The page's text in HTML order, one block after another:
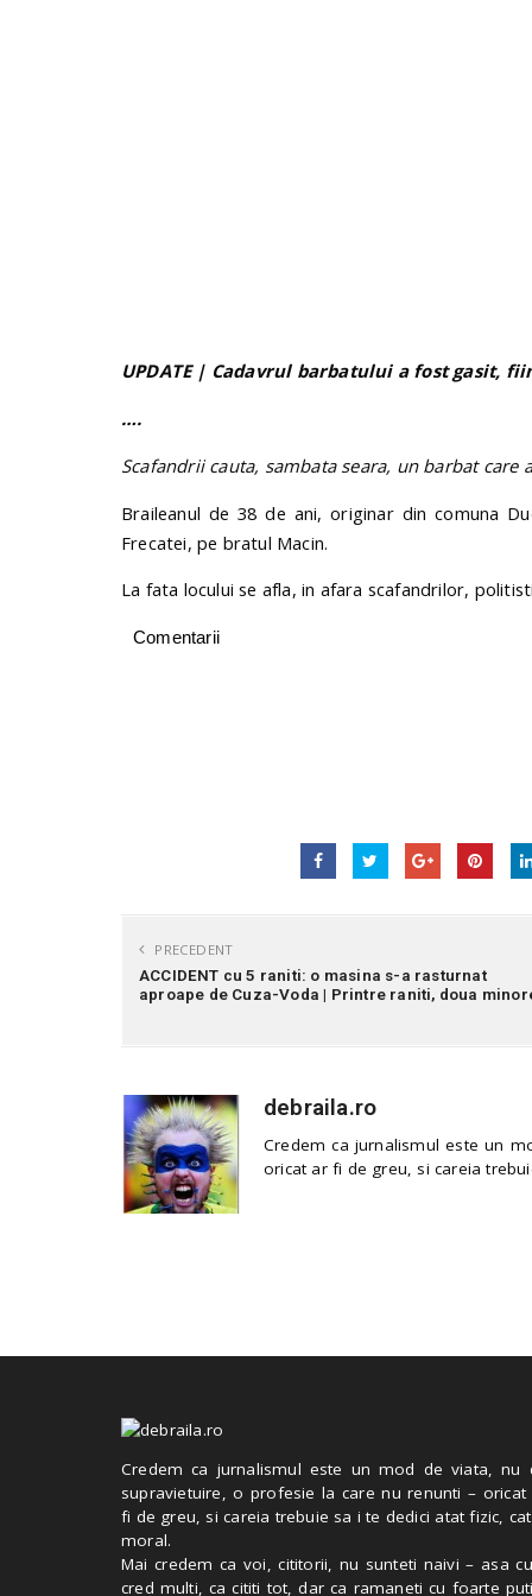
UPDATE | Cadavrul barbatului a fost gasit,
….
Scafandrii cauta, sambata seara, un barbat
Braileanul de 38 de ani, originar din comuna
Frecatei, pe bratul Macin.
La fata locului se afla, in afara scafandrilor,
Comentarii
PRECEDENT
ACCIDENT cu 5 raniti: o masina s-a rasturnat
aproape de Cuza-Voda | Printre raniti, doua
debraila.ro
Credem ca jurnalismul este un
oricat ar fi de greu, si careia
Credem ca jurnalismul este un mod de viata, nu
supravietuire, o profesie la care nu renunti – oricat
fi de greu, si careia trebuie sa i te dedici atat fizic,
moral.
Mai credem ca voi, cititorii, nu sunteti naivi – asa
cred multi, ca cititi tot, dar ca ramaneti cu foarte